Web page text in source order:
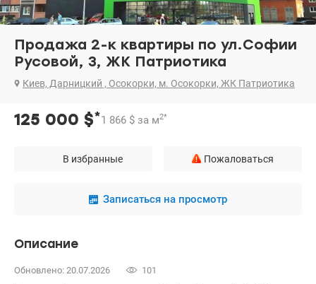
Продажа 2-к квартиры по ул.Софии
Русовой, 3, ЖК Патриотика
Киев, Дарницкий , Осокорки, м. Осокорки, ЖК Патриотика
125 000 $*1 866 $ за м2*
В избранные Пожаловаться
Записаться на просмотр
Описание
Обновлено: 20.07.2026 101